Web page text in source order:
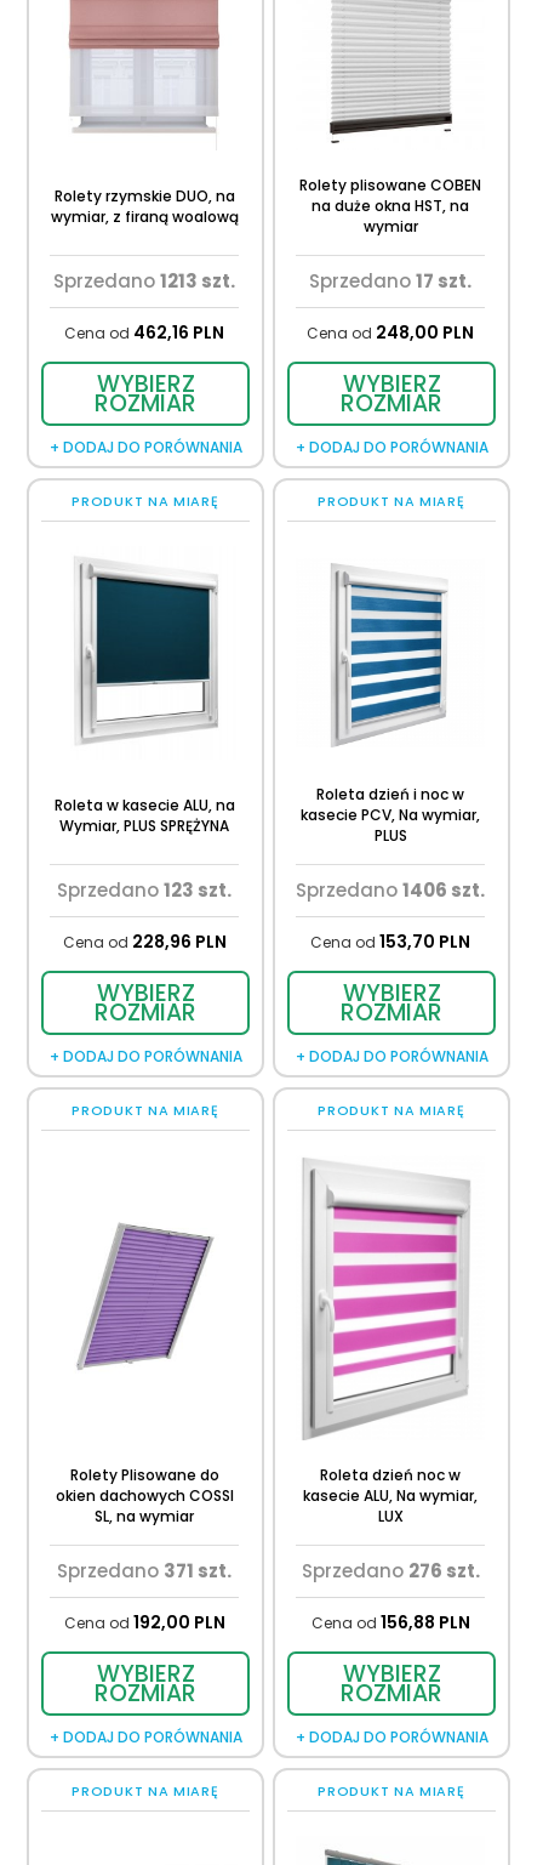
Rolety rzymskie DUO, na
wymiar, z firaną woalową
Sprzedano1213 szt.
Cena od 462,16 PLN
WYBIERZ
ROZMIAR
+ DODAJ DO PORÓWNANIA
Rolety plisowane COBEN
na duże okna HST, na
wymiar
Sprzedano17 szt.
Cena od 248,00 PLN
WYBIERZ
ROZMIAR
+ DODAJ DO PORÓWNANIA
PRODUKT NA MIARĘ
Roleta w kasecie ALU, na
Wymiar, PLUS SPRĘŻYNA
Sprzedano123 szt.
Cena od 228,96 PLN
WYBIERZ
ROZMIAR
+ DODAJ DO PORÓWNANIA
PRODUKT NA MIARĘ
Roleta dzień i noc w
kasecie PCV, Na wymiar,
PLUS
Sprzedano1406 szt.
Cena od 153,70 PLN
WYBIERZ
ROZMIAR
+ DODAJ DO PORÓWNANIA
PRODUKT NA MIARĘ
Rolety Plisowane do
okien dachowych COSSI
SL, na wymiar
Sprzedano 371 szt.
Cena od 192,00 PLN
WYBIERZ
ROZMIAR
+ DODAJ DO PORÓWNANIA
PRODUKT NA MIARĘ
Roleta dzień noc w
kasecie ALU, Na wymiar,
LUX
Sprzedano 276 szt.
Cena od 156,88 PLN
WYBIERZ
ROZMIAR
+ DODAJ DO PORÓWNANIA
PRODUKT NA MIARĘ PRODUKT NA MIARĘ